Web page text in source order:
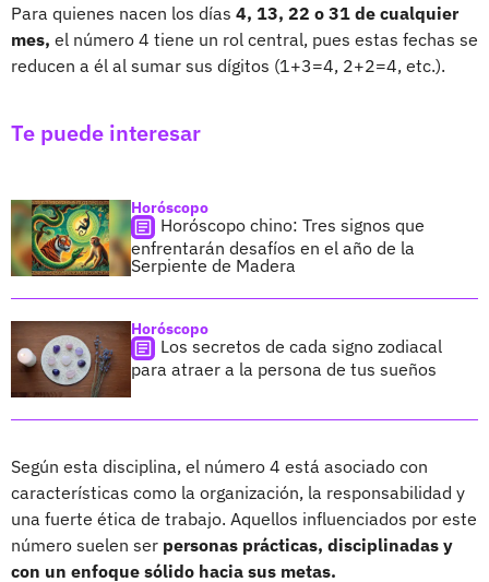
Para quienes nacen los días 4, 13, 22 o 31 de cualquier
mes, el número 4 tiene un rol central, pues estas fechas se
reducen a él al sumar sus dígitos (1+3=4, 2+2=4, etc.).
Te puede interesar
Horóscopo
Horóscopo chino: Tres signos que
enfrentarán desafíos en el año de la
Serpiente de Madera
Horóscopo
Los secretos de cada signo zodiacal
para atraer a la persona de tus sueños
Según esta disciplina, el número 4 está asociado con
características como la organización, la responsabilidad y
una fuerte ética de trabajo. Aquellos influenciados por este
número suelen ser personas prácticas, disciplinadas y
con un enfoque sólido hacia sus metas.